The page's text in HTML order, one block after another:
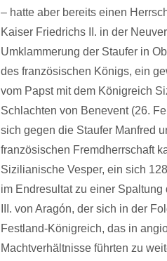
– hatte aber bereits einen
Kaiser Friedrichs II. in der
Umklammerung der Staufer in
des französischen Königs, ein
vom Papst mit dem Königreich
Schlachten von Benevent (26.
sich gegen die Staufer Manfred
französischen Fremdherrschaft
Sizilianische Vesper, ein sich
im Endresultat zu einer
III. von Aragón, der sich in der
Festland-Königreich, das in
Machtverhältnisse führten zu